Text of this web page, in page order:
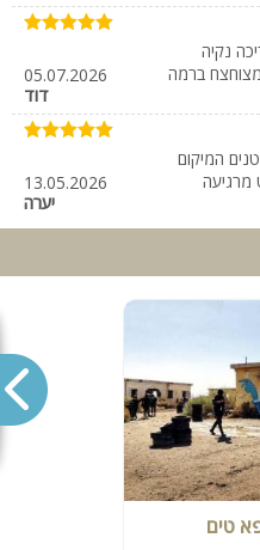
נקיה
ברמה
05.07.2026
דוד
המיקום
מרגיעה
13.05.2026
יערה
מאוד נהנו
נחמדים
16.04.2026
משה
הנשמה
ברמת
שטח,
מטורף.